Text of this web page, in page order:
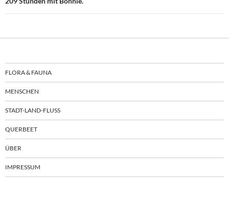
FLORA & FAUNA
MENSCHEN
STADT-LAND-FLUSS
QUERBEET
ÜBER
IMPRESSUM